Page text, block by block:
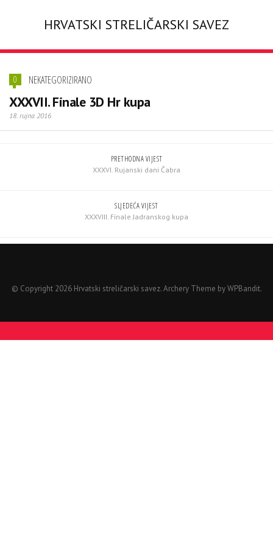
HRVATSKI STRELIČARSKI SAVEZ
0 NEKATEGORIZIRANO
XXXVII. Finale 3D Hr kupa
18. rujna 2016
PRETHODNA VIJEST
XXXVI. Rujanski dani Čabra
SLJEDEĆA VIJEST
XXXVIII. Finale Jadranskog kupa
© Copyright 2026 Hrvatski streličarski savez.Archery Theme byWPBandit.